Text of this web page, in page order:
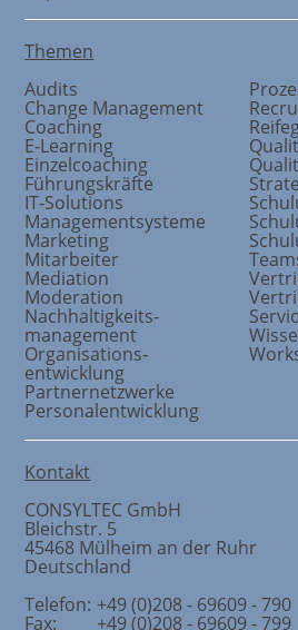
Themen
Audits
Change Management
Coaching
E-Learning
Einzelcoaching
Führungskräfte
IT-Solutions
Managementsysteme
Marketing
Mitarbeiter
Mediation
Moderation
Nachhaltigkeits-
management
Organisations-
entwicklung
Partnernetzwerke
Personalentwicklung
Kontakt
CONSYLTEC GmbH
Bleichstr. 5
45468 Mülheim an der Ruhr
Deutschland
Telefon: +49 (0)208 - 69609 - 790
Fax: +49 (0)208 - 69609 - 799